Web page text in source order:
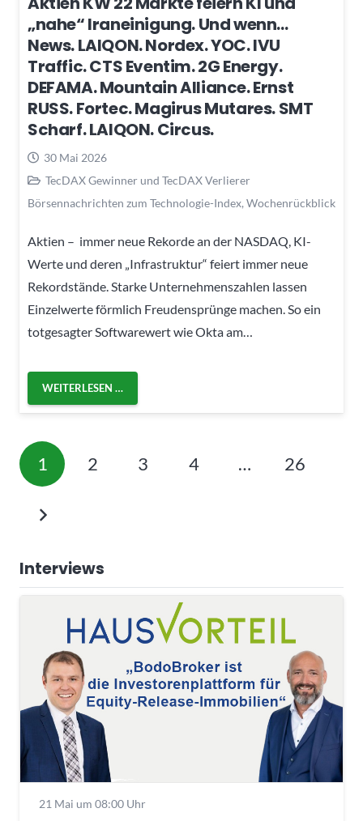
„nahe“ Iraneinigung. Und wenn…
News. LAIQON. Nordex. YOC. IVU
Traffic. CTS Eventim. 2G Energy.
DEFAMA. Mountain Alliance. Ernst
RUSS. Fortec. Magirus Mutares. SMT
Scharf. LAIQON. Circus.
30 Mai 2026
TecDAX Gewinner und TecDAX Verlierer
Börsennachrichten zum Technologie-Index, Wochenrückblick
Aktien – immer neue Rekorde an der NASDAQ, KI-
Werte und deren „Infrastruktur“ feiert immer neue
Rekordstände. Starke Unternehmenszahlen lassen
Einzelwerte förmlich Freudensprünge machen. So ein
totgesagter Softwarewert wie Okta am…
WEITERLESEN …
1 2 3 4 … 26
Interviews
21 Mai um 08:00 Uhr